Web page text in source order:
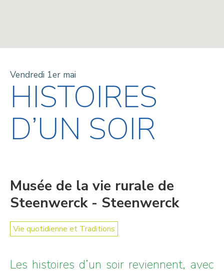
Vendredi 1er mai
HISTOIRES
D’UN SOIR
Musée de la vie rurale de
Steenwerck - Steenwerck
Vie quotidienne et Traditions
Les histoires d’un soir reviennent, avec